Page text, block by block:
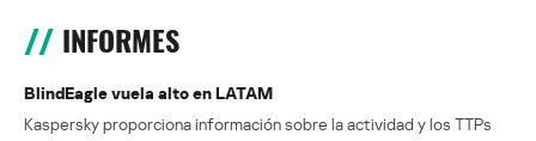
INFORMES
BlindEagle vuela alto en LATAM
Kaspersky proporciona información sobre la actividad y los TTPs